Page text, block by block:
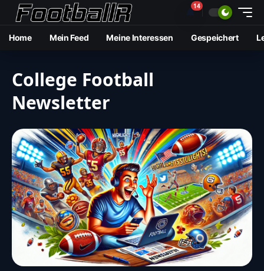
🔔14
Home Mein Feed Meine Interessen Gespeichert
College Football
Newsletter